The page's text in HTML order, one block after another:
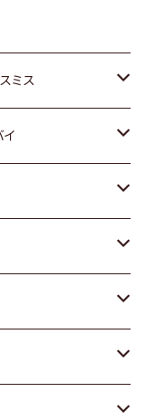
ミス